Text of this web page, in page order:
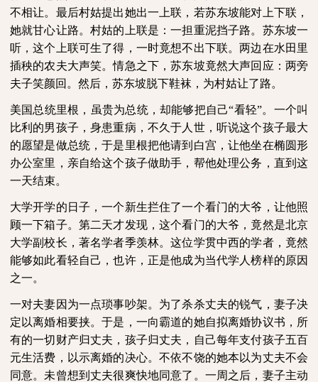
不相让。最后村姑提出她出一上联，若苏东坡能对上下联，
她就甘心让路。村姑的上联是：一担重泥挡子路。苏东坡一
听，这个上联可生了得，一时竟想不出下联。两边在水田里
插秧的农夫大声笑。情急之下，苏东坡竟然大声回应：两旁
夫子笑颜回。然后，苏东坡脱下鞋袜，为村姑让了路。
美国总统里根，虽贵为总统，却能够把自己“看轻”。一个叫
比利的男孩子，身患重病，不久于人世，听说这个孩子最大
的愿望是做总统，于是里根把他请到白宫，让他坐在椭圆形
办公室里，亲自给这个孩子做助手，帮他处理公务，直到这
一天结束。
大学开学的日子，一个新生拦住了一个看门的大爷，让他照
顾一下箱子。第二天才发现，这个看门的大爷，竟然是北京
大学副校长，著名学者季羡林。这位学贯中西的学者，竟然
能够如此看轻自己，也许，正是他成为当代学人榜样的原因
之一。
一对夫妻因为一点琐事吵架。为了杀杀丈夫的锐气，妻子决
定以离婚相要挟。于是，一向霸道的她自拟离婚协议书，所
有的一切财产归丈夫，孩子归丈夫，自己每年支付孩子五百
元生活费，以示离婚的决心。不依不饶的她本以为丈夫不会
同意。未曾想到丈夫很爽快地同意了。一周之后，妻子主动